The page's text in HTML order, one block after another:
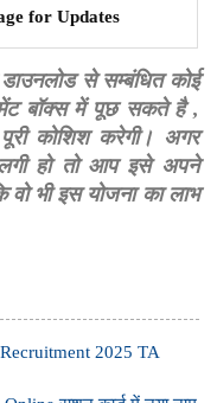
for Updates
से सम्बंधित कोई
बॉक्स में पूछ सकते है ,
कोशिश करेगी। अगर
हो तो आप इसे अपने
भी इस योजना का लाभ
2025 TA